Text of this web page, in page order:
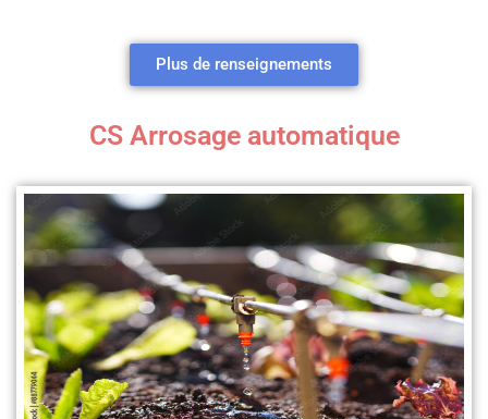
Plus de renseignements
CS Arrosage automatique